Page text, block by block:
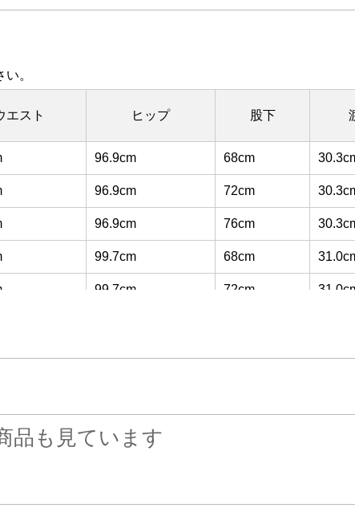
。
エスト ヒップ 股下
96.9cm 68cm
96.9cm 72cm
96.9cm 76cm
99.7cm 68cm
99.7cm 72cm
102.4cm 68cm
品も見ています